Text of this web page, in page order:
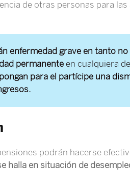
de otras personas para
enfermedad grave en tanto no
permanenteen cualquiera
para el partícipe una
podrán hacerse
halla en situación de